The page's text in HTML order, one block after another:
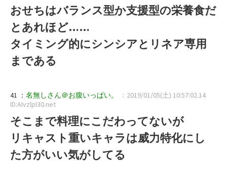
おせちはバランス型か支援型の栄養食だ
とあれほど……
タイミング的にシンシアとリネア専用
まである
41 ： 名無しさん＠お腹いっぱい。
：2019/01/05(土) 10:57:02.14
ID:AIvzlpI30.net
そこまで料理にこだわってないが
リキャスト重いキャラは威力特化にし
た方がいい気がしてる